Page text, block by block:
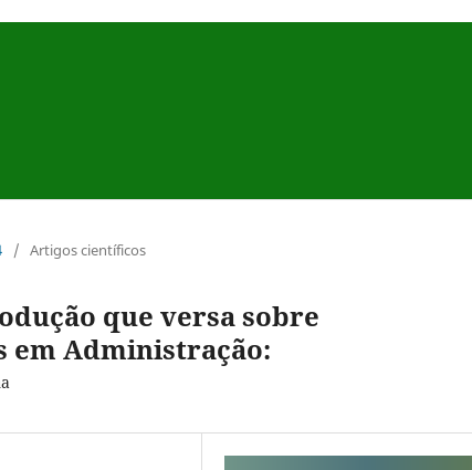
/ Artigos científicos
que versa sobre
em Administração: